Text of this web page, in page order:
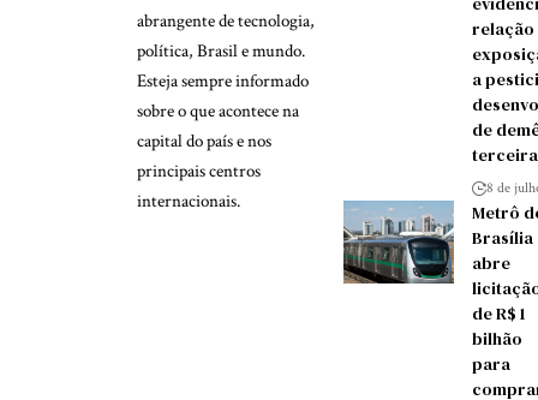
abrangente de tecnologia,
política, Brasil e mundo.
Esteja sempre informado
sobre o que acontece na
capital do país e nos
principais centros
internacionais.
a
de
8 de
Metrô
Brasília
abre
de R$ 1
bilhão
para